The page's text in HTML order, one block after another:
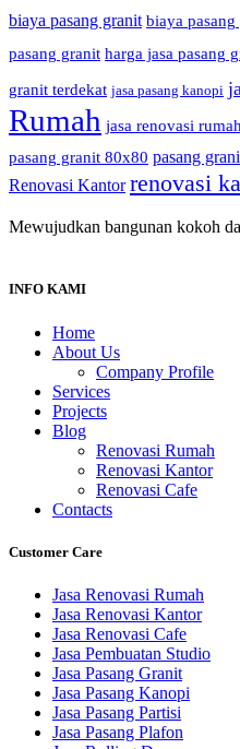
biaya pasang granit biaya
pasang granit harga jasa pasang
granit terdekat jasa pasang kanopi
Rumah jasa renovasi
pasang granit 80x80 pasang
Renovasi Kantor renovasi
Mewujudkan bangunan kokoh
INFO KAMI
Home
About Us
Company Profile
Services
Projects
Blog
Renovasi Rumah
Renovasi Kantor
Renovasi Cafe
Contacts
Customer Care
Jasa Renovasi Rumah
Jasa Renovasi Kantor
Jasa Renovasi Cafe
Jasa Pembuatan Studio
Jasa Pasang Granit
Jasa Pasang Kanopi
Jasa Pasang Partisi
Jasa Pasang Plafon